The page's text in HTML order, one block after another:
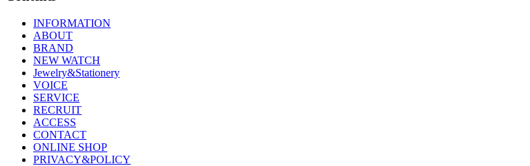
INFORMATION
ABOUT
BRAND
NEW WATCH
Jewelry&Stationery
VOICE
SERVICE
RECRUIT
ACCESS
CONTACT
ONLINE SHOP
PRIVACY&POLICY